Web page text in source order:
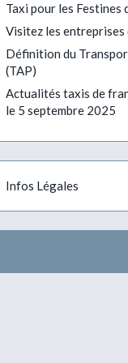
Taxi pour les Festines
Visitez les entreprises
Définition du
(TAP)
Actualités taxis de
le 5 septembre 2025
Infos Légales